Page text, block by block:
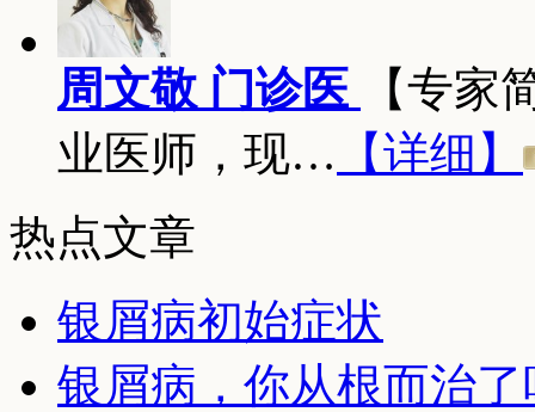
周文敬 门诊医
【专家
业医师，现… 【详细】
热点文章
银屑病初始症状
银屑病，你从根而治了